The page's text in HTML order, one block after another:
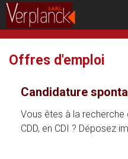
Offres d'emploi
Candidature
Vous êtes à la recherche
CDD, en CDI ? Déposez